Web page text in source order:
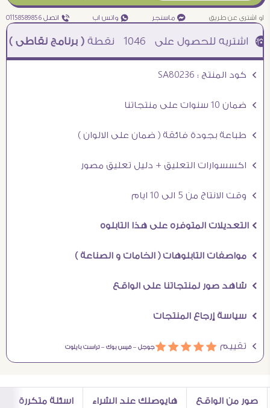
او اشترى عن طريق ¥ ماسنجر ₧ واتس اب ƒ اتصل 01158589856
1046 نقطة( برنامج نقاطى )à خصم 5% للعملاء الجدد à شحن مجانى عند الشراء ب 4000 جنيه à
Ö كود المنتج : SA80236
Ö ضمان 10 سنوات على منتجاتنا
Ö طباعة بجودة فائقة ( ضمان على الالوان )
Ö اكسسوارات التعليق + دليل تعليق مصور
Ö وقت الانتاج من 5 الى 10 ايام
Ö التعديلات المتوفره على هذا التابلوه
Ö مواصفات التابلوهات ( الخامات و الصناعة )
Ö شاهد صور لمنتجاتنا على الواقع
Ö سياسة إرجاع المنتجات
Ö تقييم áááááجوجل –فيس بوك –تراست بايلوت
صور من الواقع هايوصلك عند الشراء اسئلة متكررة